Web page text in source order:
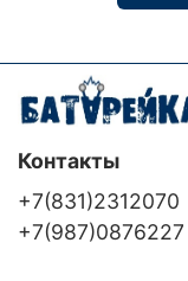
Контакты
+7(831)2312070
+7(987)0876227